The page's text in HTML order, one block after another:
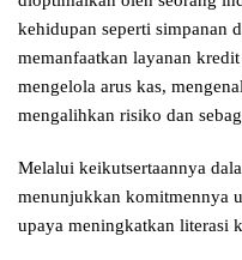
kehidupan seperti simpanan
memanfaatkan layanan
mengelola arus kas,
mengalihkan risiko dan
Melalui keikutsertaannya
menunjukkan komitmennya
upaya meningkatkan literasi